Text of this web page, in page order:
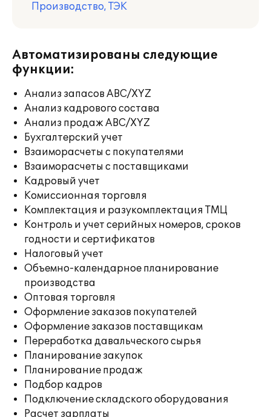
Производство, ТЭК
Автоматизированы следующие
функции:
Анализ запасов ABC/XYZ
Анализ кадрового состава
Анализ продаж ABC/XYZ
Бухгалтерский учет
Взаиморасчеты с покупателями
Взаиморасчеты с поставщиками
Кадровый учет
Комиссионная торговля
Комплектация и разукомплектация ТМЦ
Контроль и учет серийных номеров, сроков
годности и сертификатов
Налоговый учет
Объемно-календарное планирование
производства
Оптовая торговля
Оформление заказов покупателей
Оформление заказов поставщикам
Переработка давальческого сырья
Планирование закупок
Планирование продаж
Подбор кадров
Подключение складского оборудования
Расчет зарплаты